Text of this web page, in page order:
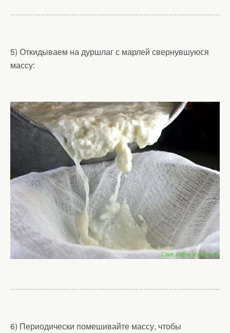
5) Откидываем на дуршлаг с марлей свернувшуюся
массу:
6) Периодически помешивайте массу, чтобы